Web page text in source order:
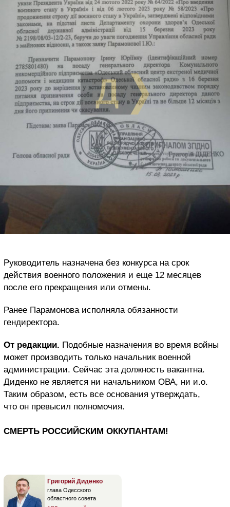
Руководитель назначена без конкурса на срок
действия военного положения и еще 12 месяцев
после его прекращения или отмены.
Ранее Парамонова исполняла обязанности
гендиректора.
От редакции. Подобные назначения во время войны
может производить только начальник военной
администрации. Сейчас эта должность вакантна.
Диденко не является ни начальником ОВА, ни и.о.
Таким образом, есть все основания утверждать,
что он превысил полномочия.
СМЕРТЬ РОССИЙСКИМ ОККУПАНТАМ!
Григорий Диденко
глава Одесского
областного совета